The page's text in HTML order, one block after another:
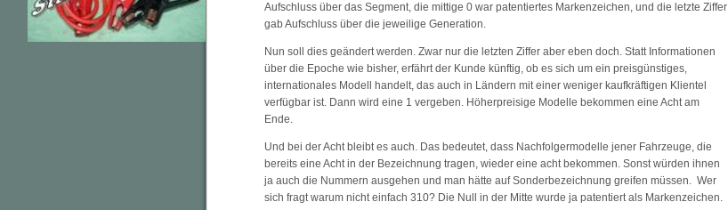
Aufschluss über das Segment, die mittige 0 war patentiertes Markenzeichen, und die letzte Ziffer
gab Aufschluss über die jeweilige Generation.
Nun soll dies geändert werden. Zwar nur die letzten Ziffer aber eben doch. Statt Informationen
über die Epoche wie bisher, erfährt der Kunde künftig, ob es sich um ein preisgünstiges,
internationales Modell handelt, das auch in Ländern mit einer weniger kaufkräftigen Klientel
verfügbar ist. Dann wird eine 1 vergeben. Höherpreisige Modelle bekommen eine Acht am
Ende.
Und bei der Acht bleibt es auch. Das bedeutet, dass Nachfolgermodelle jener Fahrzeuge, die
bereits eine Acht in der Bezeichnung tragen, wieder eine acht bekommen. Sonst würden ihnen
ja auch die Nummern ausgehen und man hätte auf Sonderbezeichnung greifen müssen. Wer
sich fragt warum nicht einfach 310? Die Null in der Mitte wurde ja patentiert als Markenzeichen.